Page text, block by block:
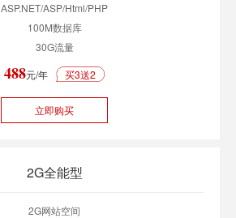
ASP.NET/ASP/Html/PHP
100M数据库
30G流量
488元/年 买3送2
立即购买
2G全能型
2G网站空间